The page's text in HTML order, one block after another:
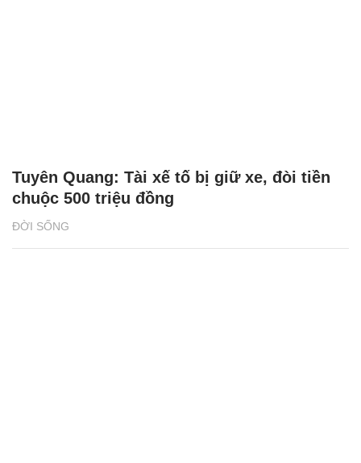
ĐỜI SỐNG
Tuyên Quang: Tài xế tố bị giữ xe, đòi tiền
chuộc 500 triệu đồng